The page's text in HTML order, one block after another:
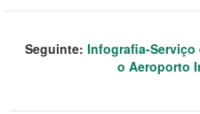
Seguinte: Infografia-Serviço
o Aeroporto